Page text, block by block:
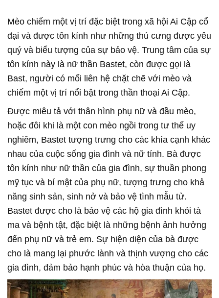
Mèo chiếm một vị trí đặc biệt trong xã hội Ai Cập cổ
đại và được tôn kính như những thú cưng được yêu
quý và biểu tượng của sự bảo vệ. Trung tâm của sự
tôn kính này là nữ thần Bastet, còn được gọi là
Bast, người có mối liên hệ chặt chẽ với mèo và
chiếm một vị trí nổi bật trong thần thoại Ai Cập.
Được miêu tả với thân hình phụ nữ và đầu mèo,
hoặc đôi khi là một con mèo ngồi trong tư thế uy
nghiêm, Bastet tượng trưng cho các khía cạnh khác
nhau của cuộc sống gia đình và nữ tính. Bà được
tôn kính như nữ thần của gia đình, sự thuần phong
mỹ tục và bí mật của phụ nữ, tượng trưng cho khả
năng sinh sản, sinh nở và bảo vệ tình mẫu tử.
Bastet được cho là bảo vệ các hộ gia đình khỏi tà
ma và bệnh tật, đặc biệt là những bệnh ảnh hưởng
đến phụ nữ và trẻ em. Sự hiện diện của bà được
cho là mang lại phước lành và thịnh vượng cho các
gia đình, đảm bảo hạnh phúc và hòa thuận của họ.